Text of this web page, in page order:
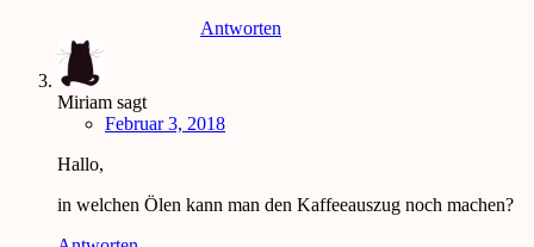
Antworten
Miriam sagt
Februar 3, 2018
Hallo,
in welchen Ölen kann man den Kaffeeauszug noch machen?